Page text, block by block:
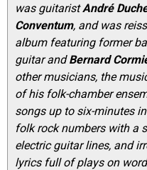
was guitaristAndré
Conventum, and was
album featuring former
guitar andBernard
other musicians, the
of his folk-chamber
songs up to six-minutes
folk rock numbers with a
electric guitar lines, and
lyrics full of plays on